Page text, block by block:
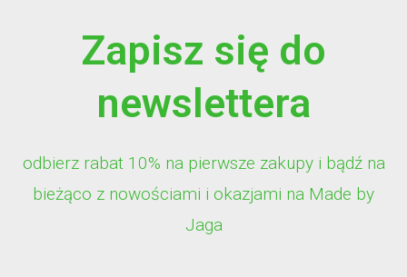
Zapisz się do
newslettera
odbierz rabat 10% na pierwsze zakupy i bądź na
bieżąco z nowościami i okazjami na Made by
Jaga